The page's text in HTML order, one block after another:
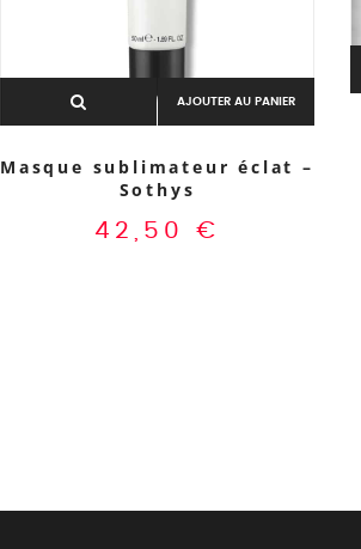
AJOUTER AU PANIER
Masque sublimateur éclat –
Sothys
42,50 €